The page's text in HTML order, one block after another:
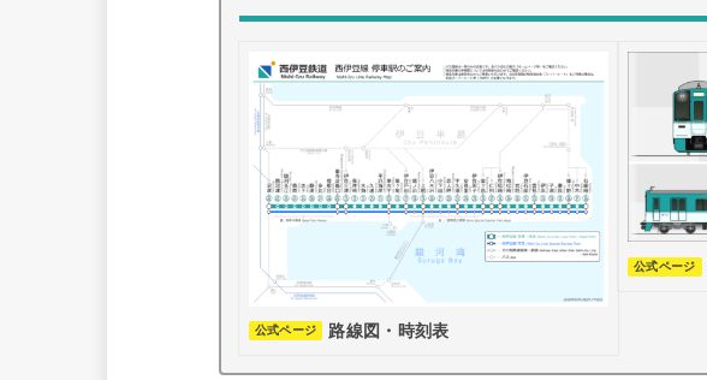
公式ページ 路線図・時刻表
公式ページ